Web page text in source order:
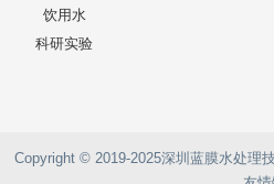
饮用水
科研实验
Copyright © 2019-2025深圳蓝膜水处理